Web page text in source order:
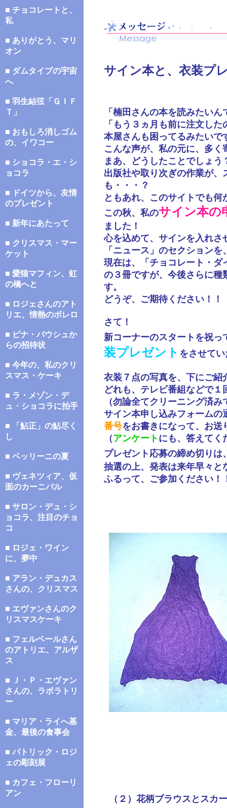
■ チョコレートと、
私
■ ありがとう、マリ
オン
■ ダムタイプの宇宙
へ
■ 羽生結弦「ＧＩＦ
Ｔ」
■ おもしろ消しゴム
の、イワコー
■ ショコラ・エ・シ
ョコラ
■ ドイツから、友情
のプレゼント
■ 新年にあたって
■ クリスマス・マー
ケット
■ 愛猫マフィン、虹
の橋へと
■ ロジェさんのアト
リエ、情熱のボレロ
■ ピナ・バウシュか
らの招待状
■ 今年の、私のクリ
スマス・ケーキ
■ ラ・メゾン・デ
ュ・ショコラに拍手
■ 「鮎正」の鮎尽く
し
■ ベッリーニの夏
■ ヴェネツィア、仮
面のカーニバル
■ サロン・デュ・シ
ョコラ、注目のチョ
コ
■ ロジェ・ワイン
に、夢中
■ アラン・デュカス
さんの、クリスマス
■ エヴァンさんのク
リスマスケーキ
■ フェルベールさん
のアトリエ、アルザ
ス
■ Ｊ・Ｐ・エヴァン
さんの、ラボラトリ
ー
■ マリア・ライへ基
金、最後の食事会
■ パトリック・ロジ
ェの彫刻展
■ カフェ・フローリ
アン
サイン本と、衣装プ
「楠田さんの本を読みたい
「もう３ヵ月も前に注文し
本屋さんも困ってるみたいで
こんな声が、私の元に、多く
まあ、どうしたことでしょう
出版社や取り次ぎの作業が
も・・・？
ともあれ、このサイトでも
この秋、私のサイン本の
ました！
心を込めて、サインを入れさ
「ニュース」のセクション
現在は、「チョコレート・ダ
の３冊ですが、今後さらに種
す。
どうぞ、ご期待ください！！
さて！
新コーナーのスタートを祝っ
装プレゼント をさせて
衣装７点の写真を、下にご紹
どれも、テレビ番組などで
（勿論全てクリーニング済み
サイン本申し込みフォームの
番号をお書きになって、お送
（アンケート にも、答えてく
プレゼント応募の締め切りは
抽選の上、発表は来年早々と
ふるって、ご参加ください！
（２）花柄ブラウスとスカ